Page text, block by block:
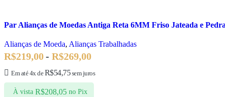
Par Alianças de Moedas Antiga Reta 6MM Friso Jateada e
Alianças de Moeda, Alianças Trabalhadas
R$219,00- R$269,00
Em até 4x deR$54,75sem juros
À vista R$208,05 no Pix